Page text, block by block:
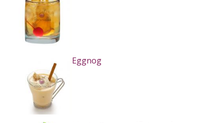
Eggnog